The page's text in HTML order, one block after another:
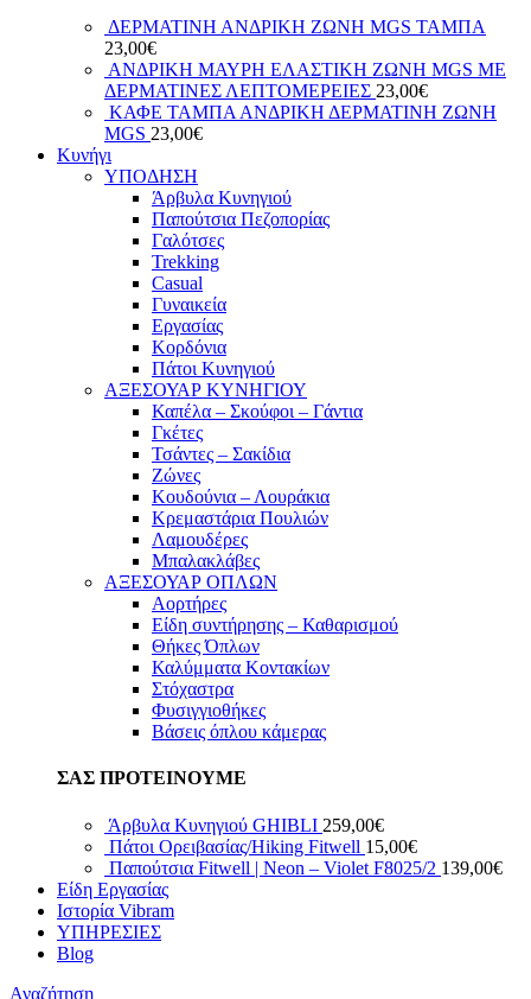
ΔΕΡΜΑΤΙΝΗ ΑΝΔΡΙΚΗ ΖΩΝΗ MGS ΤΑΜΠΑ
23,00€
ΑΝΔΡΙΚΗ ΜΑΥΡΗ ΕΛΑΣΤΙΚΗ ΖΩΝΗ MGS ΜΕ
ΔΕΡΜΑΤΙΝΕΣ ΛΕΠΤΟΜΕΡΕΙΕΣ 23,00€
ΚΑΦΕ ΤΑΜΠΑ ΑΝΔΡΙΚΗ ΔΕΡΜΑΤΙΝΗ ΖΩΝΗ
MGS 23,00€
Κυνήγι
ΥΠΟΔΗΣΗ
Άρβυλα Κυνηγιού
Παπούτσια Πεζοπορίας
Γαλότσες
Trekking
Casual
Γυναικεία
Εργασίας
Κορδόνια
Πάτοι Κυνηγιού
ΑΞΕΣΟΥΑΡ ΚΥΝΗΓΙΟΥ
Καπέλα – Σκούφοι – Γάντια
Γκέτες
Τσάντες – Σακίδια
Ζώνες
Κουδούνια – Λουράκια
Κρεμαστάρια Πουλιών
Λαμουδέρες
Μπαλακλάβες
ΑΞΕΣΟΥΑΡ ΟΠΛΩΝ
Αορτήρες
Είδη συντήρησης – Καθαρισμού
Θήκες Όπλων
Καλύμματα Κοντακίων
Στόχαστρα
Φυσιγγιοθήκες
Βάσεις όπλου κάμερας
ΣΑΣ ΠΡΟΤΕΙΝΟΥΜΕ
Άρβυλα Κυνηγιού GHIBLI 259,00€
Πάτοι Ορειβασίας/Hiking Fitwell 15,00€
Παπούτσια Fitwell | Neon – Violet F8025/2 139,00€
Είδη Εργασίας
Ιστορία Vibram
ΥΠΗΡΕΣΙΕΣ
Blog
Αναζήτηση